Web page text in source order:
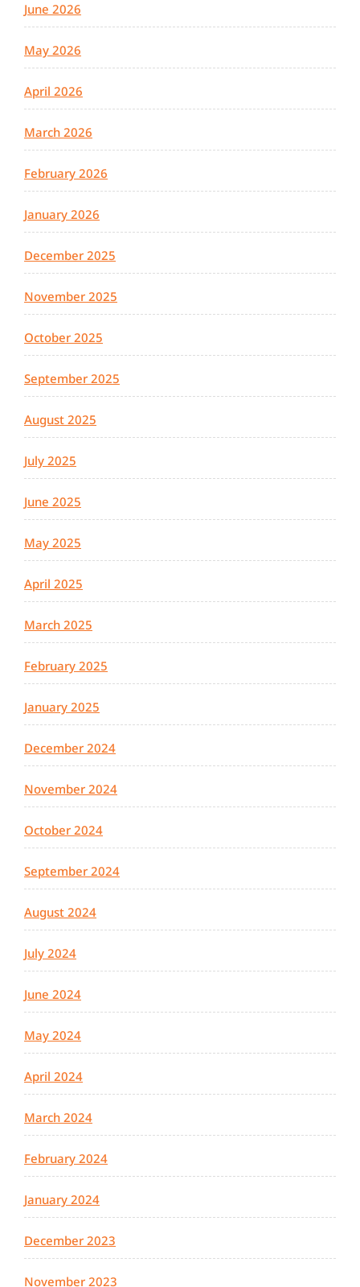
June 2026
May 2026
April 2026
March 2026
February 2026
January 2026
December 2025
November 2025
October 2025
September 2025
August 2025
July 2025
June 2025
May 2025
April 2025
March 2025
February 2025
January 2025
December 2024
November 2024
October 2024
September 2024
August 2024
July 2024
June 2024
May 2024
April 2024
March 2024
February 2024
January 2024
December 2023
November 2023